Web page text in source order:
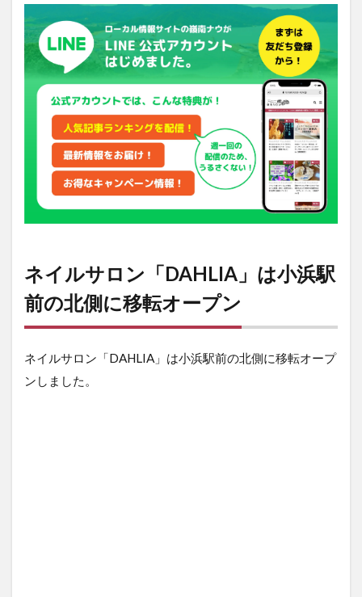
の北側に移
転オープン
2
シン
プル
ネイ
ルか
ら派
手め
ルま
で！
幅広
ンに
対応
ネイルサロン「DAHLIA」は小浜駅
前の北側に移転オープン
ネイルサロン「DAHLIA」は小浜駅前の北側に移転オープ
ンしました。